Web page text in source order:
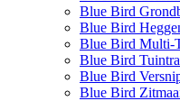
Blue Bird
Blue Bird
Blue Bird Multi-
Blue Bird
Blue Bird
Blue Bird